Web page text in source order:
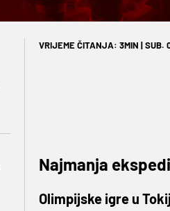
VRIJEME ČITANJA: 3MIN | SUB.
Najmanja
Olimpijske igre u